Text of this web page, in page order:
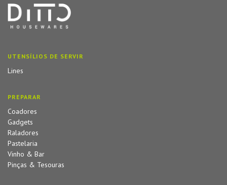
UTENSÍLIOS DE SERVIR
Lines
PREPARAR
Coadores
Gadgets
Raladores
Pastelaria
Vinho & Bar
Pinças & Tesouras